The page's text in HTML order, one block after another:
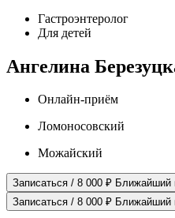
Гастроэнтеролог
Для детей
Ангелина
Онлайн-приём
Ломоносовский
Можайский
Записаться / 8 000 ₽ Ближайший
Записаться / 8 000 ₽ Ближайший